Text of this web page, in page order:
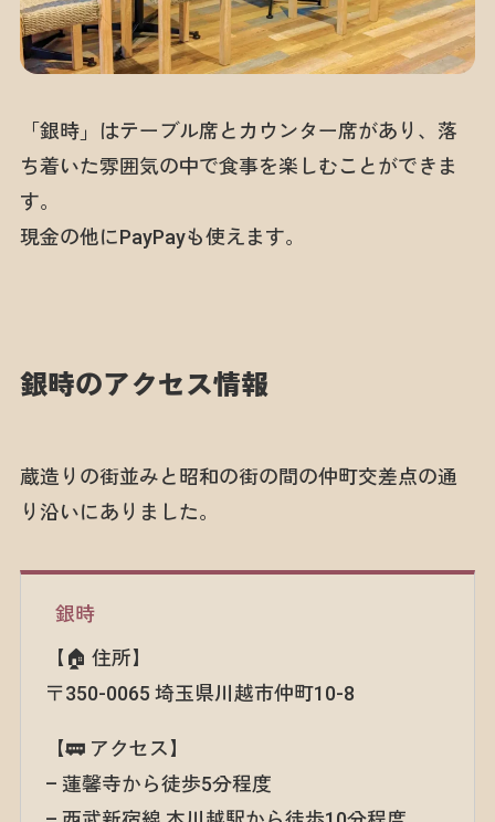
「銀時」はテーブル席とカウンター席があり、落
ち着いた雰囲気の中で食事を楽しむことができま
す。
現金の他にPayPayも使えます。
銀時のアクセス情報
蔵造りの街並みと昭和の街の間の仲町交差点の通
り沿いにありました。
銀時
【🏠 住所】
〒350-0065 埼玉県川越市仲町10-8
【🚃 アクセス】
– 蓮馨寺から徒歩5分程度